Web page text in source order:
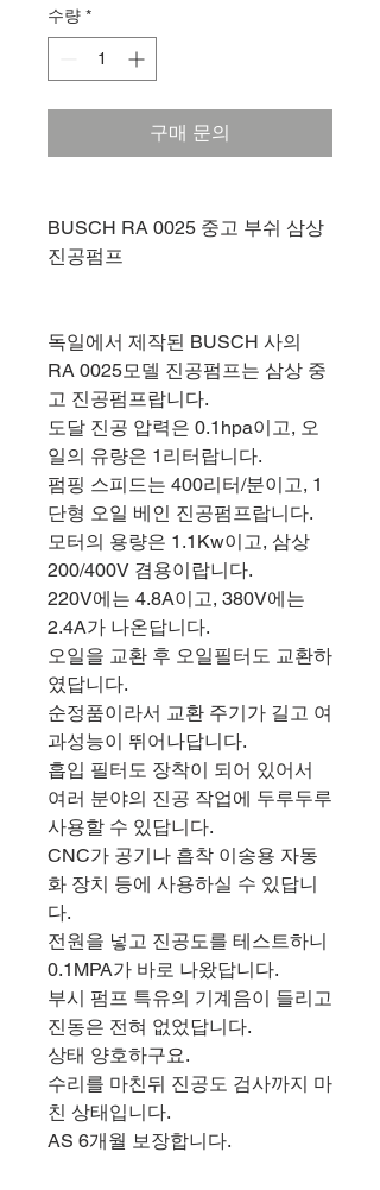
수량 *
구매 문의
BUSCH RA 0025 중고 부쉬 삼상
진공펌프
독일에서 제작된 BUSCH 사의
RA 0025모델 진공펌프는 삼상 중
고 진공펌프랍니다.
도달 진공 압력은 0.1hpa이고, 오
일의 유량은 1리터랍니다.
펌핑 스피드는 400리터/분이고, 1
단형 오일 베인 진공펌프랍니다.
모터의 용량은 1.1Kw이고, 삼상
200/400V 겸용이랍니다.
220V에는 4.8A이고, 380V에는
2.4A가 나온답니다.
오일을 교환 후 오일필터도 교환하
였답니다.
순정품이라서 교환 주기가 길고 여
과성능이 뛰어나답니다.
흡입 필터도 장착이 되어 있어서
여러 분야의 진공 작업에 두루두루
사용할 수 있답니다.
CNC가 공기나 흡착 이송용 자동
화 장치 등에 사용하실 수 있답니
다.
전원을 넣고 진공도를 테스트하니
0.1MPA가 바로 나왔답니다.
부시 펌프 특유의 기계음이 들리고
진동은 전혀 없었답니다.
상태 양호하구요.
수리를 마친뒤 진공도 검사까지 마
친 상태입니다.
AS 6개월 보장합니다.